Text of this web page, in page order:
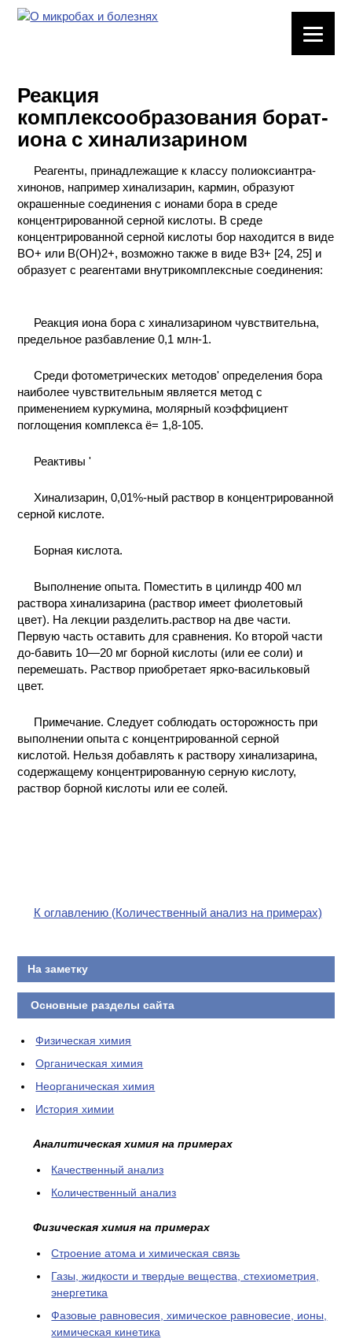
ХИМИЧЕСКАЯ
ПОСУДА
ФАКТОРЫ
ПРАКТИЧЕСКОЙ
ХИМИИ
И ХИМИЧЕСКАЯ
ТЕХНОЛОГИЯ
КОНТАКТЫ
Реакция
комплексообразования борат-
иона с хинализарином
Реагенты, принадлежащие к классу полиоксиантра-
хинонов, например хинализарин, кармин, образуют
окрашенные соединения с ионами бора в среде
концентрированной серной кислоты. В среде
концентрированной серной кислоты бор находится в виде
ВО+ или В(ОН)2+, возможно также в виде В3+ [24, 25] и
образует с реагентами внутрикомплексные соединения:
Реакция иона бора с хинализарином чувствительна,
предельное разбавление 0,1 млн-1.
Среди фотометрических методов' определения бора
наиболее чувствительным является метод с
применением куркумина, молярный коэффициент
поглощения комплекса ё= 1,8-105.
Реактивы '
Хинализарин, 0,01%-ный раствор в концентрированной
серной кислоте.
Борная кислота.
Выполнение опыта. Поместить в цилиндр 400 мл
раствора хинализарина (раствор имеет фиолетовый
цвет). На лекции разделить.раствор на две части.
Первую часть оставить для сравнения. Ко второй части
до-бавить 10—20 мг борной кислоты (или ее соли) и
перемешать. Раствор приобретает ярко-васильковый
цвет.
Примечание. Следует соблюдать осторожность при
выполнении опыта с концентрированной серной
кислотой. Нельзя добавлять к раствору хинализарина,
содержащему концентрированную серную кислоту,
раствор борной кислоты или ее солей.
К оглавлению (Количественный анализ на примерах)
На заметку
Основные разделы сайта
Физическая химия
Органическая химия
Неорганическая химия
История химии
Аналитическая химия на примерах
Качественный анализ
Количественный анализ
Физическая химия на примерах
Cтроение атома и химическая связь
Газы, жидкости и твердые вещества, стехиометрия,
энергетика
Фазовые равновесия, химическое равновесие, ионы,
химическая кинетика